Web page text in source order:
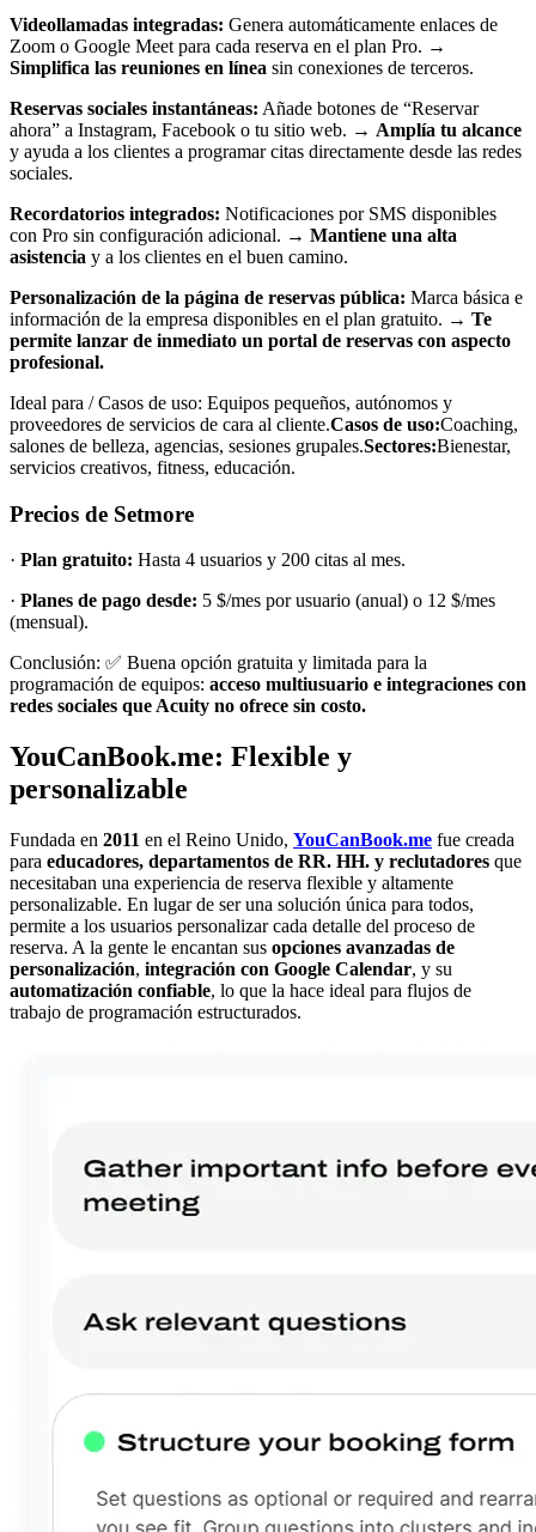
Videollamadas integradas: Genera automáticamente enlaces de
Zoom o Google Meet para cada reserva en el plan Pro. →
Simplifica las reuniones en línea sin conexiones de terceros.
Reservas sociales instantáneas: Añade botones de “Reservar
ahora” a Instagram, Facebook o tu sitio web. → Amplía tu alcance
y ayuda a los clientes a programar citas directamente desde las redes
sociales.
Recordatorios integrados: Notificaciones por SMS disponibles
con Pro sin configuración adicional. → Mantiene una alta
asistencia y a los clientes en el buen camino.
Personalización de la página de reservas pública: Marca básica e
información de la empresa disponibles en el plan gratuito. → Te
permite lanzar de inmediato un portal de reservas con aspecto
profesional.
Ideal para / Casos de uso: Equipos pequeños, autónomos y
proveedores de servicios de cara al cliente.Casos de uso:Coaching,
salones de belleza, agencias, sesiones grupales.Sectores:Bienestar,
servicios creativos, fitness, educación.
Precios de Setmore
· Plan gratuito: Hasta 4 usuarios y 200 citas al mes.
· Planes de pago desde: 5 $/mes por usuario (anual) o 12 $/mes
(mensual).
Conclusión: ✅ Buena opción gratuita y limitada para la
programación de equipos: acceso multiusuario e integraciones con
redes sociales que Acuity no ofrece sin costo.
YouCanBook.me: Flexible y
personalizable
Fundada en 2011 en el Reino Unido, YouCanBook.me fue creada
para educadores, departamentos de RR. HH. y reclutadores que
necesitaban una experiencia de reserva flexible y altamente
personalizable. En lugar de ser una solución única para todos,
permite a los usuarios personalizar cada detalle del proceso de
reserva. A la gente le encantan sus opciones avanzadas de
personalización, integración con Google Calendar, y su
automatización confiable, lo que la hace ideal para flujos de
trabajo de programación estructurados.